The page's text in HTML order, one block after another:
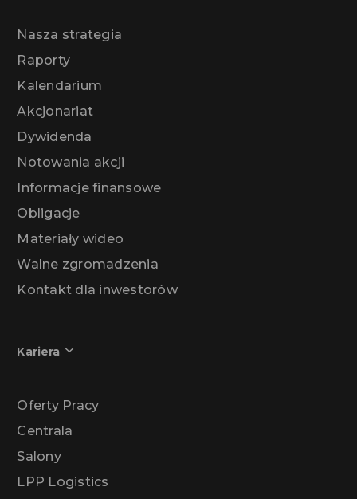
Nasza strategia
Raporty
Kalendarium
Akcjonariat
Dywidenda
Notowania akcji
Informacje finansowe
Obligacje
Materiały wideo
Walne zgromadzenia
Kontakt dla inwestorów
Kariera
Oferty Pracy
Centrala
Salony
LPP Logistics